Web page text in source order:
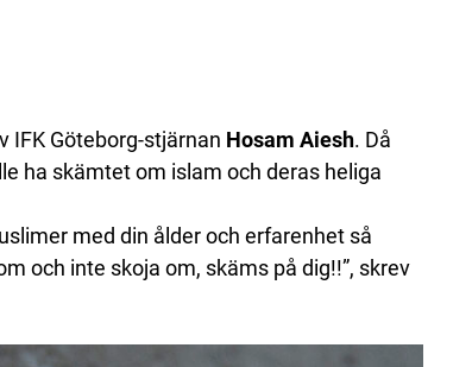
IFK Göteborg-stjärnan Hosam Aiesh. Då
ha skämtet om islam och deras heliga
med din ålder och erfarenhet så
och inte skoja om, skäms på dig!!”, skrev